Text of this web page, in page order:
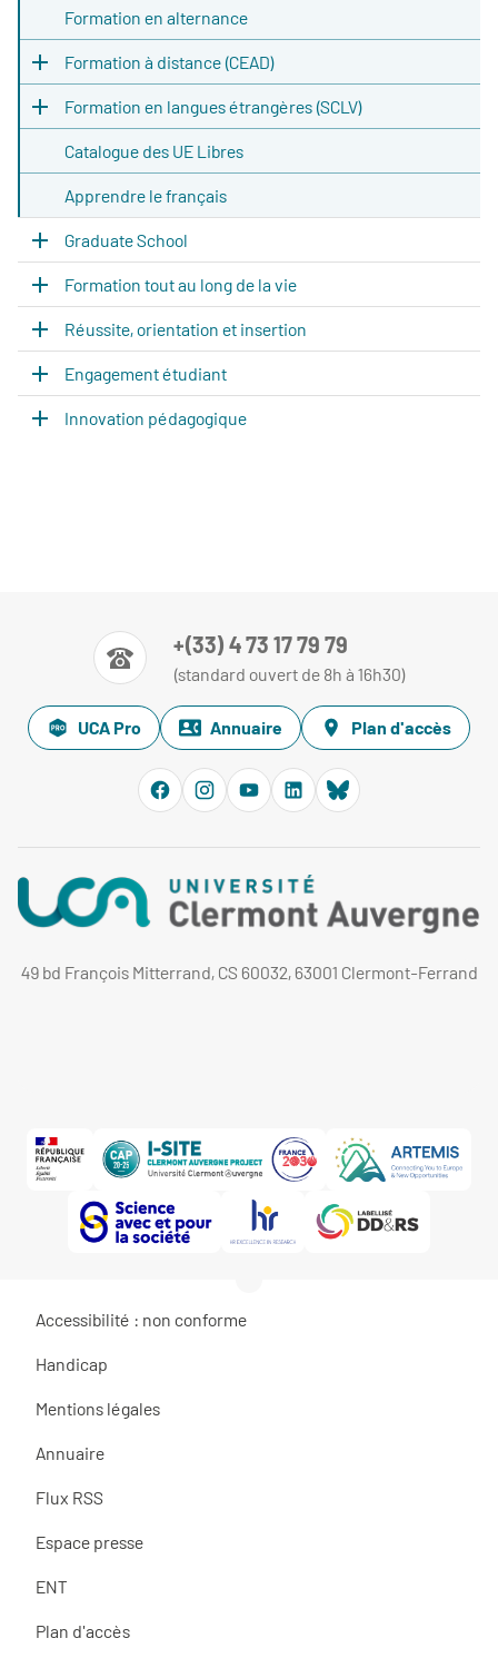
Formation en alternance
Formation à distance (CEAD)
Formation en langues étrangères (SCLV)
Catalogue des UE Libres
Apprendre le français
Graduate School
Formation tout au long de la vie
Réussite, orientation et insertion
Engagement étudiant
Innovation pédagogique
+(33) 4 73 17 79 79
(standard ouvert de 8h à 16h30)
UCA Pro Annuaire Plan d'accès
49 bd François Mitterrand, CS 60032, 63001 Clermont-Ferrand
Accessibilité : non conforme
Handicap
Mentions légales
Annuaire
Flux RSS
Espace presse
ENT
Plan d'accès